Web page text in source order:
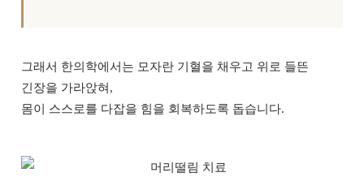
그래서 한의학에서는 모자란 기혈을 채우고 위로 들뜬
긴장을 가라앉혀,
몸이 스스로를 다잡을 힘을 회복하도록 돕습니다.